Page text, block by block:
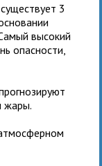
3
высокий
опасности,
жары.